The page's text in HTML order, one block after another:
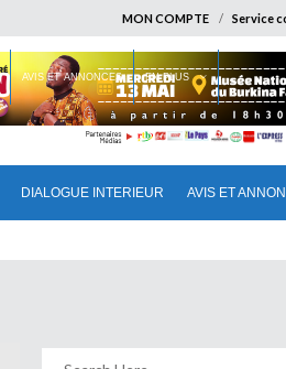
MON COMPTE Service
DIALOGUE INTERIEUR AVIS ET
AVIS ET ANNONCES EN PLUS